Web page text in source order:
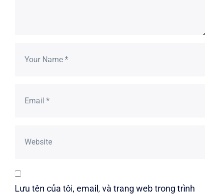
Lưu tên của tôi, email, và trang web trong trình